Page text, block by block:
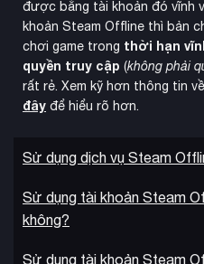
WWE 2K24 phát hành chính
bảnđể lựa chọn: Standard
được bằng tài khoản đó vĩnh
khoản Steam Offline thì bản
chơi game trong thời hạn
quyền truy cập (không phải
rất rẻ. Xem kỹ hơn thông tin
đây để hiểu rõ hơn.
Sử dụng dịch vụ Steam
Sử dụng tài khoản Steam
không?
Sử dụng tài khoản Steam